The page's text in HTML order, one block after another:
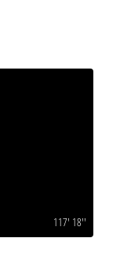
117' 18''